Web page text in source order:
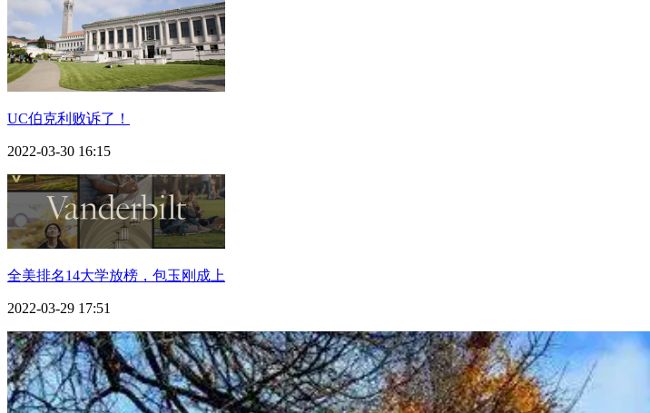
UC伯克利败诉了！
2022-03-30 16:15
全美排名14大学放榜，包玉刚成上
2022-03-29 17:51